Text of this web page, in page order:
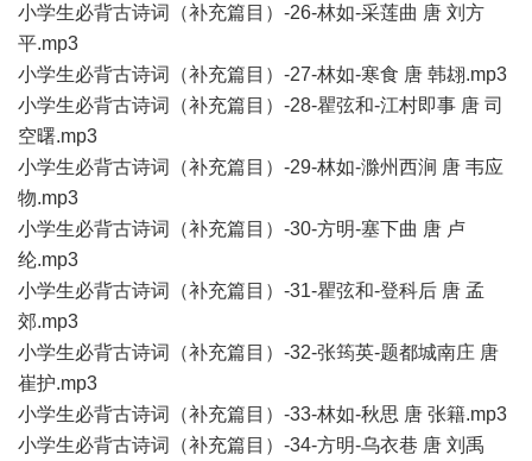
小学生必背古诗词（补充篇目）-26-林如-采莲曲 唐 刘方
平.mp3
小学生必背古诗词（补充篇目）-27-林如-寒食 唐 韩翃.mp3
小学生必背古诗词（补充篇目）-28-瞿弦和-江村即事 唐 司
空曙.mp3
小学生必背古诗词（补充篇目）-29-林如-滁州西涧 唐 韦应
物.mp3
小学生必背古诗词（补充篇目）-30-方明-塞下曲 唐 卢
纶.mp3
小学生必背古诗词（补充篇目）-31-瞿弦和-登科后 唐 孟
郊.mp3
小学生必背古诗词（补充篇目）-32-张筠英-题都城南庄 唐
崔护.mp3
小学生必背古诗词（补充篇目）-33-林如-秋思 唐 张籍.mp3
小学生必背古诗词（补充篇目）-34-方明-乌衣巷 唐 刘禹